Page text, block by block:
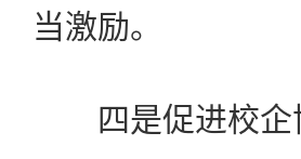
当激励。
四是促进校企